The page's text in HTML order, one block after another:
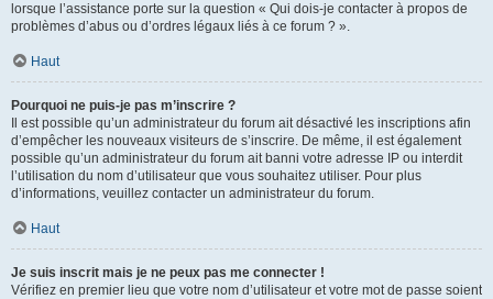
lorsque l’assistance porte sur la question « Qui dois-je contacter à propos de
problèmes d’abus ou d’ordres légaux liés à ce forum ? ».
Haut
Pourquoi ne puis-je pas m’inscrire ?
Il est possible qu’un administrateur du forum ait désactivé les inscriptions afin
d’empêcher les nouveaux visiteurs de s’inscrire. De même, il est également
possible qu’un administrateur du forum ait banni votre adresse IP ou interdit
l’utilisation du nom d’utilisateur que vous souhaitez utiliser. Pour plus
d’informations, veuillez contacter un administrateur du forum.
Haut
Je suis inscrit mais je ne peux pas me connecter !
Vérifiez en premier lieu que votre nom d’utilisateur et votre mot de passe soient